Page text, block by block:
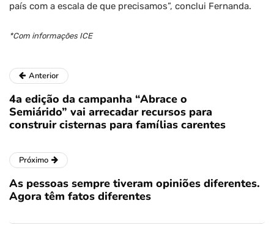
país com a escala de que precisamos”, conclui Fernanda.
*Com informações ICE
Anterior
4a edição da campanha “Abrace o
Semiárido” vai arrecadar recursos para
construir cisternas para famílias carentes
Próximo
As pessoas sempre tiveram opiniões diferentes.
Agora têm fatos diferentes